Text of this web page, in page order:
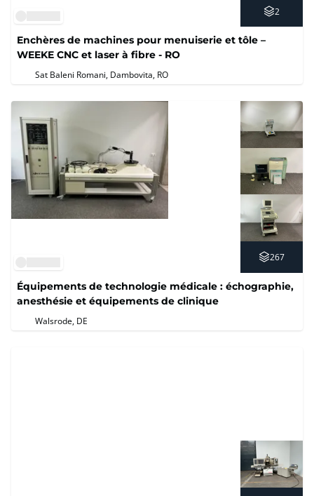
2
Enchères de machines pour menuiserie et tôle –
WEEKE CNC et laser à fibre - RO
Sat Baleni Romani, Dambovita, RO
267
Équipements de technologie médicale : échographie,
anesthésie et équipements de clinique
Walsrode, DE